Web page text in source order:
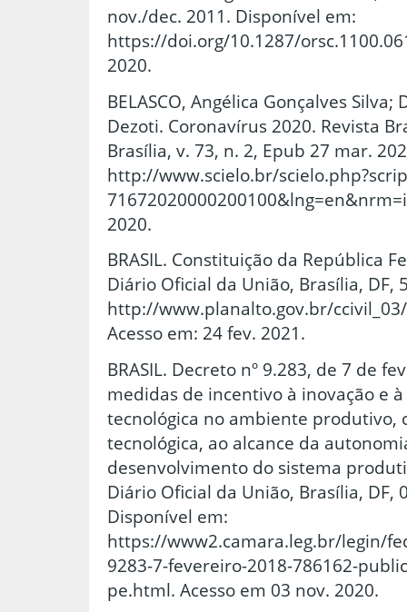
nov./dec. 2011. Disponível em:
https://doi.org/10.1287/
2020.
BELASCO, Angélica Gonçalves Silva;
Dezoti. Coronavírus 2020. Revista
Brasília, v. 73, n. 2, Epub 27 mar.
http://www.scielo.br/
2020.
BRASIL. Constituição da República
Diário Oficial da União, Brasília, DF,
http://www.planalto.gov.br/
Acesso em: 24 fev. 2021.
BRASIL. Decreto nº 9.283, de 7 de
medidas de incentivo à inovação e
tecnológica no ambiente produtivo,
tecnológica, ao alcance da
desenvolvimento do sistema
Diário Oficial da União, Brasília, DF,
Disponível em:
https://www2.camara.leg.br/legin/
9283-7-fevereiro-2018-786162-
pe.html. Acesso em 03 nov. 2020.